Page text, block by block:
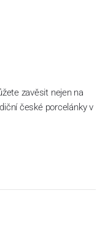
zavěsit nejen na
české porcelánky v